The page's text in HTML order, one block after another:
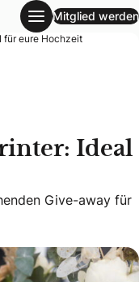
Hochzeit
Mitglied werden
für eure Hochzeit
Ideal
Give-away für
Give-away für